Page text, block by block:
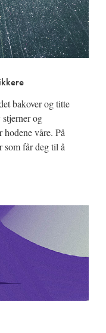
bakover og titte
og
hodene våre. På
som får deg til å